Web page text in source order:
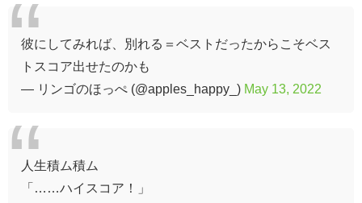
彼にしてみれば、別れる＝ベストだったからこそベス
トスコア出せたのかも
— リンゴのほっぺ (@apples_happy_) May 13, 2022
人生積ム積ム
「……ハイスコア！」